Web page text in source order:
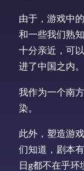
由于，游戏中
和一些我们熟
十分亲近，可
进了中国之内。
我作为一个南
染。
此外，塑造游
们知道，剧本
日g都不在乎